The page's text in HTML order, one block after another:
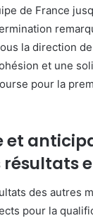
de France
la direction
et une
pour la
et
résultats
des autres
pour la